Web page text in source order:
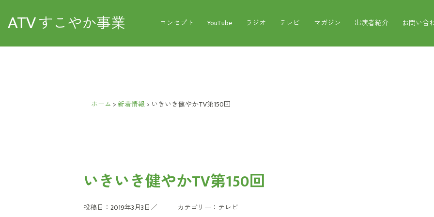
ATVすこやか事業 コンセプト YouTube ラジオ テレビ マガジン 出演者紹介 お問い合
ホーム >新着情報> いきいき健やかTV第150回
いきいき健やかTV第150回
投稿日：2019年3月3日／ カテゴリー： テレビ